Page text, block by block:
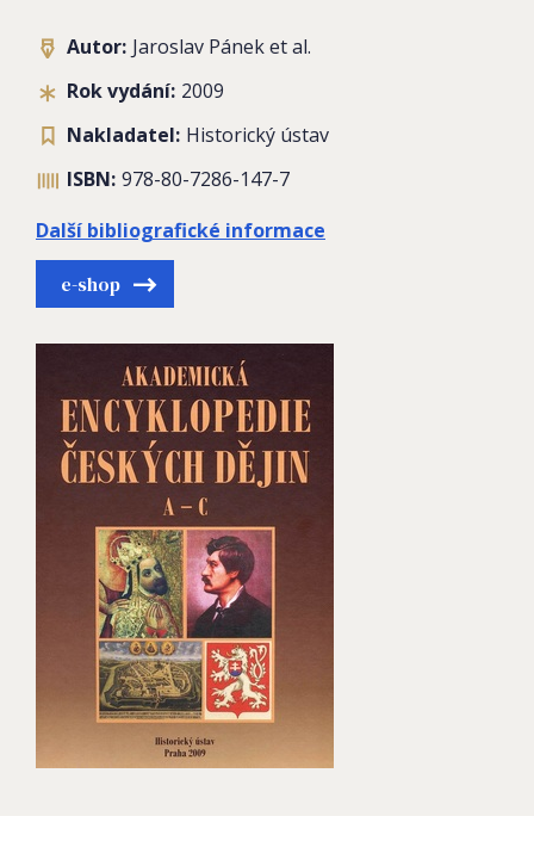
Autor: Jaroslav Pánek et al.
Rok vydání: 2009
Nakladatel: Historický ústav
ISBN: 978-80-7286-147-7
Další bibliografické informace
e-shop